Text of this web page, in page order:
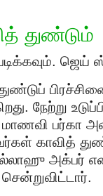
துண்டும்
ஜெய்
நேற்று
மாணவி பர்கா
காவித்
அக்பர்